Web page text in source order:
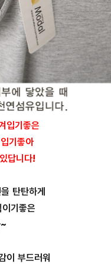
입기좋은
기좋아
답니다!
탄탄하게
기좋은
이 부드러워